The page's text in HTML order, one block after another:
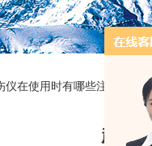
仪在使用时有哪些注意事项
超声